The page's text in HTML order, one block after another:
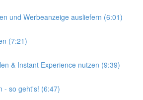
und Werbeanzeige ausliefern (6:01)
(7:21)
& Instant Experience nutzen (9:39)
- so geht's! (6:47)